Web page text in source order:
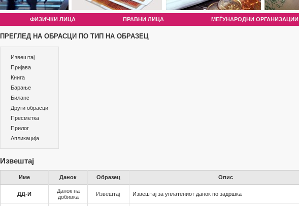
ФИЗИЧКИ ЛИЦА ПРАВНИ ЛИЦА МЕЃУНАРОДНИ ОРГАНИЗАЦИИ
ПРЕГЛЕД НА ОБРАСЦИ ПО ТИП НА ОБРАЗЕЦ
Извештај
Пријава
Книга
Барање
Биланс
Други обрасци
Пресметка
Прилог
Апликација
Извештај
Име Данок Образец Опис
ДД-И
Данок на
добивка
Извештај Извештај за уплатениот данок по задршка